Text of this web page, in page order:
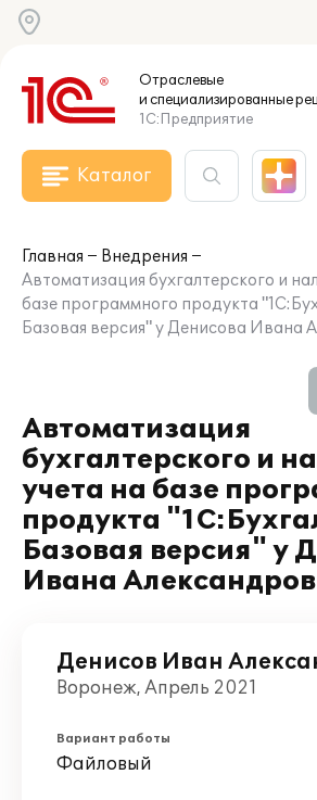
Отраслевые
и специализированные
1С:Предприятие
Каталог
Главная
Внедрения
Автоматизация бухгалтерского и
базе программного продукта
Базовая версия" у Денисова Ивана
Автоматизация
бухгалтерского и
учета на базе
продукта
Базовая версия" у
Ивана
Денисов Иван
Воронеж, Апрель 2021
Вариант работы
Файловый